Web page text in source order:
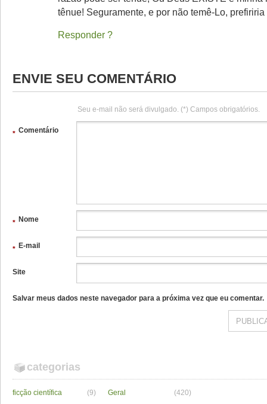
tênue! Seguramente, e por não temê-Lo,
Responder
ENVIE SEU COMENTÁRIO
Seu e-mail não será divulgado. (*) Campos obrigatórios.
Comentário
*
Nome
*
E-mail
*
Site
Salvar meus dados neste navegador para a próxima vez que eu comentar.
categorias
ficção científica (9) Geral (420)